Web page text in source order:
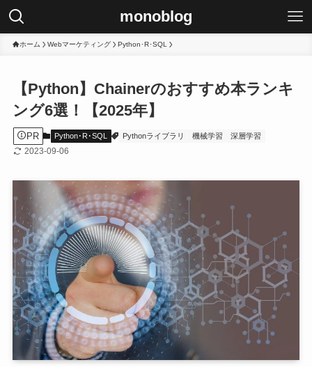
monoblog
ホーム Webマーケティング Python･R･SQL
【Python】Chainerのおすすめ本ランキ
ング6選！【2025年】
PR Python･R･SQL Pythonライブラリ 機械学習 深層学習
2023-09-06